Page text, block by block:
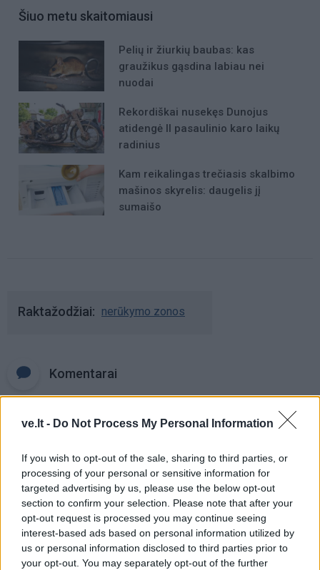
ve.lt - Do Not Process My Personal Information
If you wish to opt-out of the sale, sharing to third parties, or
processing of your personal or sensitive information for
targeted advertising by us, please use the below opt-out
section to confirm your selection. Please note that after your
opt-out request is processed you may continue seeing
interest-based ads based on personal information utilized by
us or personal information disclosed to third parties prior to
your opt-out. You may separately opt-out of the further
Šiuo metu skaitomiausi
Pelių ir žiurkių baubas: kas
graužikus gąsdina labiau nei
nuodai
Rekordiškai nusekęs Dunojus
atidengė II pasaulinio karo laikų
radinius
Kam reikalingas trečiasis skalbimo
mašinos skyrelis: daugelis jį
sumaišo
Raktažodžiai nerūkymo zonos
Komentarai
Rašyti komentarą
Jūsų vardas
Komentaras